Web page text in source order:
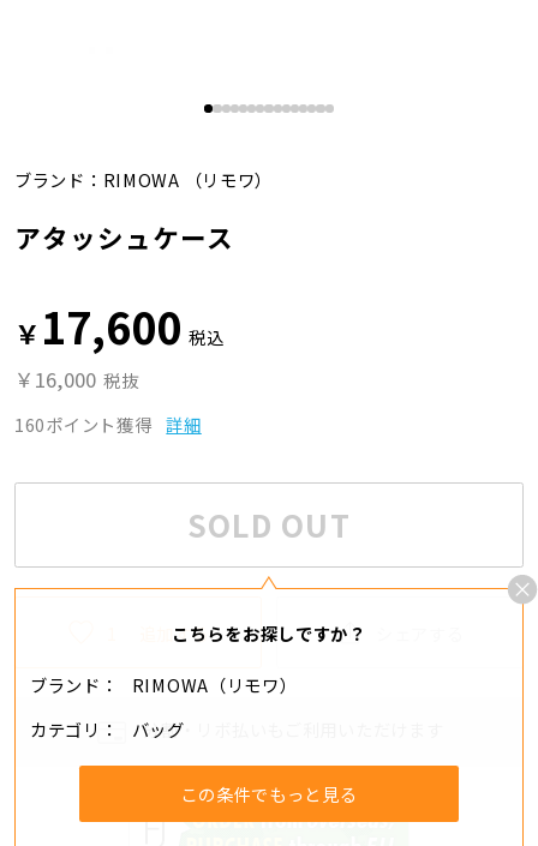
ブランド： RIMOWA （リモワ）
アタッシュケース
￥ 17,600 税込
￥16,000 税抜
160ポイント獲得 詳細
SOLD OUT
こちらをお探しですか？
ブランド
RIMOWA（リモワ）
カテゴリ
バッグ
この条件でもっと見る
追加する
分割・リボ払いもご利用いただけます